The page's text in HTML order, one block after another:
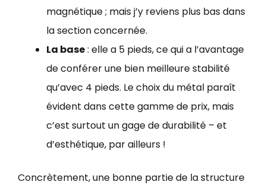
magnétique ; mais j’y reviens plus bas dans
la section concernée.
La base: elle a 5 pieds, ce qui a l’avantage
de conférer une bien meilleure stabilité
qu’avec 4 pieds. Le choix du métal paraît
évident dans cette gamme de prix, mais
c’est surtout un gage de durabilité – et
d’esthétique, par ailleurs !
Concrètement, une bonne partie de la structure